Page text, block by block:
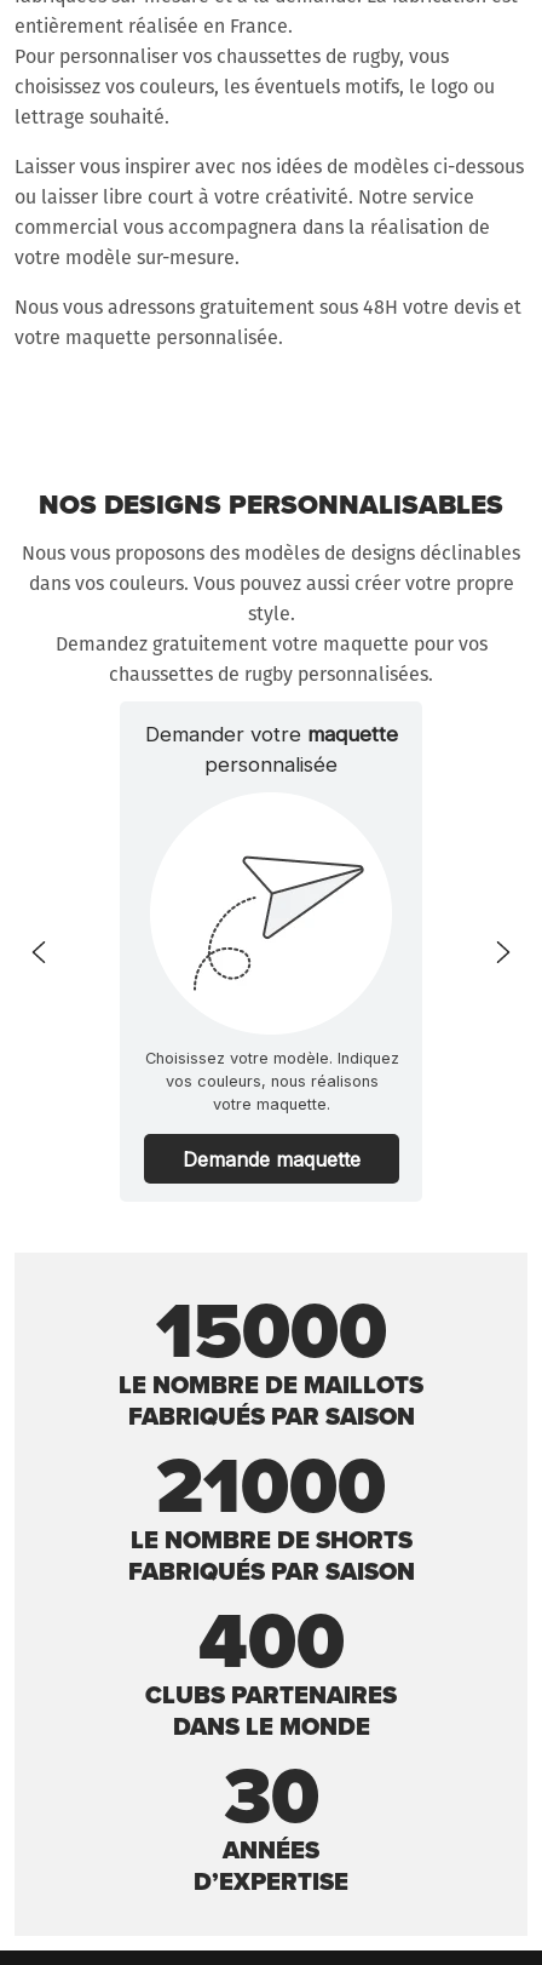
entièrement réalisée en France.
Pour personnaliser vos chaussettes de rugby, vous
choisissez vos couleurs, les éventuels motifs, le logo ou
lettrage souhaité.
Laisser vous inspirer avec nos idées de modèles ci-dessous
ou laisser libre court à votre créativité. Notre service
commercial vous accompagnera dans la réalisation de
votre modèle sur-mesure.
Nous vous adressons gratuitement sous 48H votre devis et
votre maquette personnalisée.
NOS DESIGNS PERSONNALISABLES
Nous vous proposons des modèles de designs déclinables
dans vos couleurs. Vous pouvez aussi créer votre propre
style.
Demandez gratuitement votre maquette pour vos
chaussettes de rugby personnalisées.
Demander votre maquette
personnalisée
Choisissez votre modèle. Indiquez
vos couleurs, nous réalisons
votre maquette.
Demande maquette
15000
LE NOMBRE DE MAILLOTS
FABRIQUÉS PAR SAISON
21000
LE NOMBRE DE SHORTS
FABRIQUÉS PAR SAISON
400
CLUBS PARTENAIRES
DANS LE MONDE
30
ANNÉES
D’EXPERTISE